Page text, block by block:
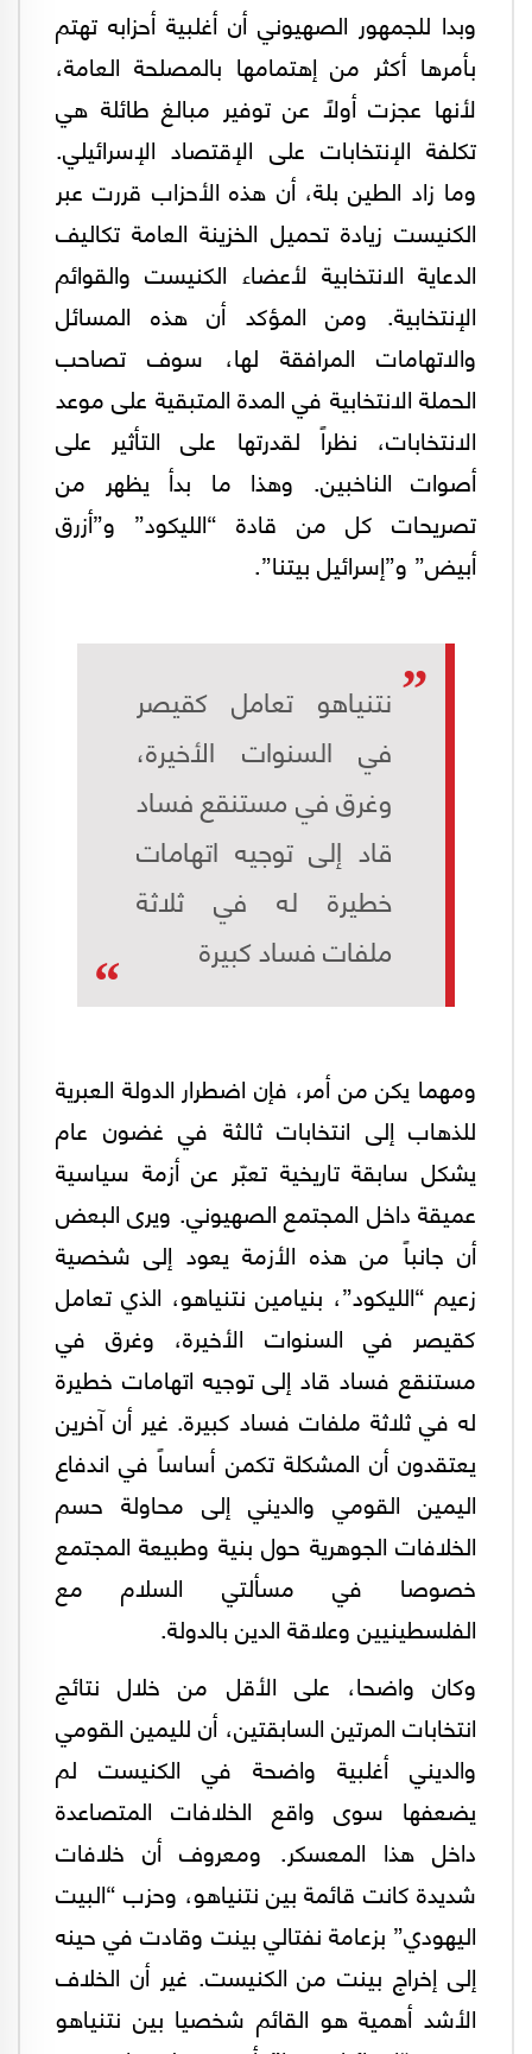
وبدا للجمهور الصهيوني أن أغلبية أحزابه تهتم
بأمرها أكثر من إهتمامها بالمصلحة العامة،
لأنها عجزت أولاً عن توفير مبالغ طائلة هي
تكلفة الإنتخابات على الإقتصاد الإسرائيلي.
وما زاد الطين بلة، أن هذه الأحزاب قررت عبر
الكنيست زيادة تحميل الخزينة العامة تكاليف
الدعاية الانتخابية لأعضاء الكنيست والقوائم
الإنتخابية. ومن المؤكد أن هذه المسائل
والاتهامات المرافقة لها، سوف تصاحب
الحملة الانتخابية في المدة المتبقية على موعد
الانتخابات، نظراً لقدرتها على التأثير على
أصوات الناخبين. وهذا ما بدأ يظهر من
تصريحات كل من قادة “الليكود” و”أزرق
أبيض” و”إسرائيل بيتنا”.
نتنياهو تعامل كقيصر
في السنوات الأخيرة،
وغرق في مستنقع فساد
قاد إلى توجيه اتهامات
خطيرة له في ثلاثة
ملفات فساد كبيرة
ومهما يكن من أمر، فإن اضطرار الدولة العبرية
للذهاب إلى انتخابات ثالثة في غضون عام
يشكل سابقة تاريخية تعبّر عن أزمة سياسية
عميقة داخل المجتمع الصهيوني. ويرى البعض
أن جانباً من هذه الأزمة يعود إلى شخصية
زعيم “الليكود”، بنيامين نتنياهو، الذي تعامل
كقيصر في السنوات الأخيرة، وغرق في
مستنقع فساد قاد إلى توجيه اتهامات خطيرة
له في ثلاثة ملفات فساد كبيرة. غير أن آخرين
يعتقدون أن المشكلة تكمن أساساً في اندفاع
اليمين القومي والديني إلى محاولة حسم
الخلافات الجوهرية حول بنية وطبيعة المجتمع
خصوصا في مسألتي السلام مع
الفلسطينيين وعلاقة الدين بالدولة.
وكان واضحا، على الأقل من خلال نتائج
انتخابات المرتين السابقتين، أن لليمين القومي
والديني أغلبية واضحة في الكنيست لم
يضعفها سوى واقع الخلافات المتصاعدة
داخل هذا المعسكر. ومعروف أن خلافات
شديدة كانت قائمة بين نتنياهو، وحزب “البيت
اليهودي” بزعامة نفتالي بينت وقادت في حينه
إلى إخراج بينت من الكنيست. غير أن الخلاف
الأشد أهمية هو القائم شخصيا بين نتنياهو